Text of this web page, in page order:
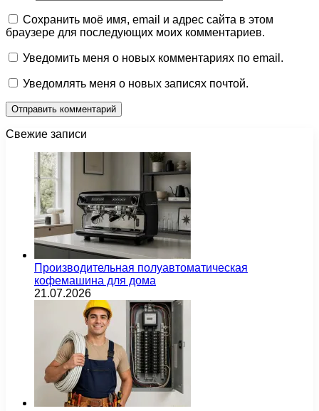
Сохранить моё имя, email и адрес сайта в этом
браузере для последующих моих комментариев.
Уведомить меня о новых комментариях по email.
Уведомлять меня о новых записях почтой.
Свежие записи
Производительная полуавтоматическая
кофемашина для дома
21.07.2026